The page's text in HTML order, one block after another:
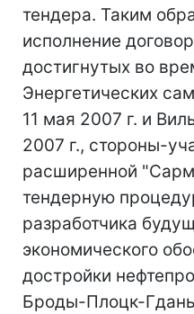
тендера. Таким
исполнение
достигнутых во
Энергетических
11 мая 2007 г. и
2007 г., стороны-
расширенной
тендерную
разработчика
экономического
достройки
Броды-Плоцк-